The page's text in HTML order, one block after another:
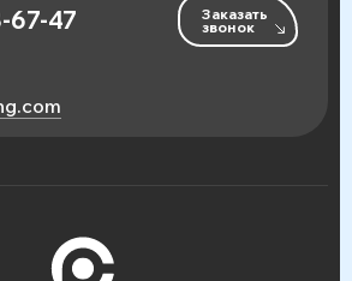
67-47 Заказать
звонок